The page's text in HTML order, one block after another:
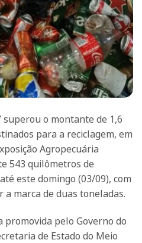
superou o montante de 1,6
para a reciclagem, em
Agropecuária
543 quilômetros de
este domingo (03/09), com
marca de duas toneladas.
promovida pelo Governo do
de Estado do Meio